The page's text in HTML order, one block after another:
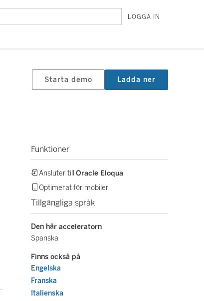
LOGGA IN
Starta demo Ladda ner
Funktioner
Ansluter till Oracle Eloqua
Optimerat för mobiler
Tillgängliga språk
Den här acceleratorn
Spanska
Finns också på
Engelska
Franska
Italienska